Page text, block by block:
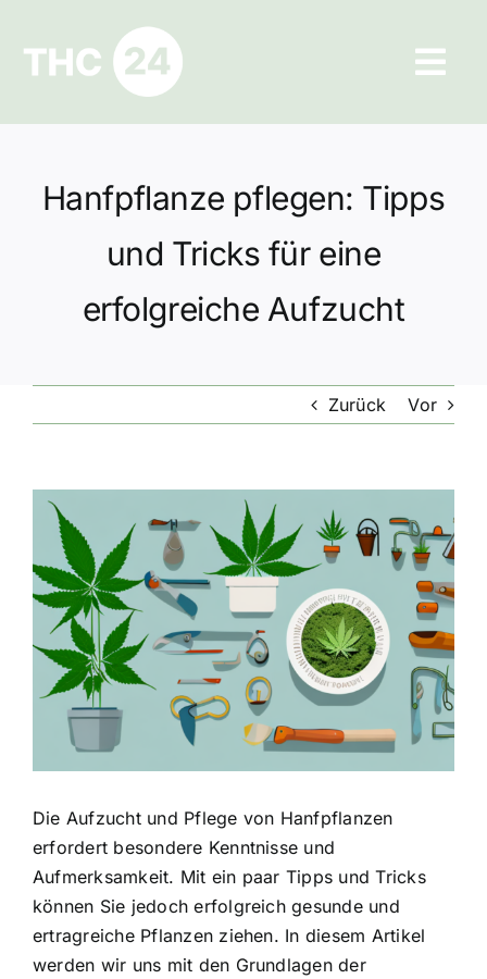
springen
Ratgeber
Hilfe und Kontakt
Datenschutz
Hanfpflanze pflegen: Tipps
und Tricks für eine
erfolgreiche Aufzucht
Zurück Vor
Zeige
grösseres
Bild
Die Aufzucht und Pflege von Hanfpflanzen
erfordert besondere Kenntnisse und
Aufmerksamkeit. Mit ein paar Tipps und Tricks
können Sie jedoch erfolgreich gesunde und
ertragreiche Pflanzen ziehen. In diesem Artikel
werden wir uns mit den Grundlagen der